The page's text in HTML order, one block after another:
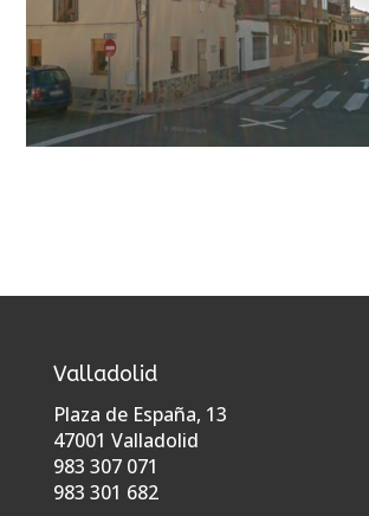
Valladolid
Plaza de España, 13
47001 Valladolid
983 307 071
983 301 682